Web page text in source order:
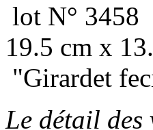
lot N° 3458
19.5 cm x
"Girardet
Le détail des